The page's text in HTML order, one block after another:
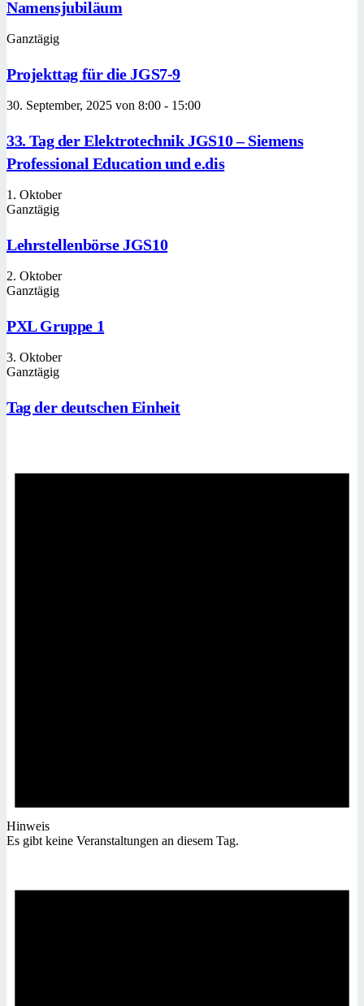
Namensjubiläum
Ganztägig
Projekttag für die JGS7-9
30. September, 2025 von 8:00 - 15:00
33. Tag der Elektrotechnik JGS10 – Siemens
Professional Education und e.dis
1. Oktober
Ganztägig
Lehrstellenbörse JGS10
2. Oktober
Ganztägig
PXL Gruppe 1
3. Oktober
Ganztägig
Tag der deutschen Einheit
Hinweis
Es gibt keine Veranstaltungen an diesem Tag.